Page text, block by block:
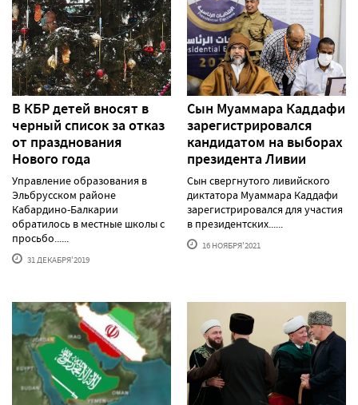
В КБР детей вносят в
черный список за отказ
от празднования
Нового года
Управление образования в
Эльбрусском районе
Кабардино-Балкарии
обратилось в местные школы с
просьбо......
31 ДЕКАБРЯ'2019
Сын Муаммара Каддафи
зарегистрировался
кандидатом на выборах
президента Ливии
Сын свергнутого ливийского
диктатора Муаммара Каддафи
зарегистрировался для участия
в президентских......
16 НОЯБРЯ'2021